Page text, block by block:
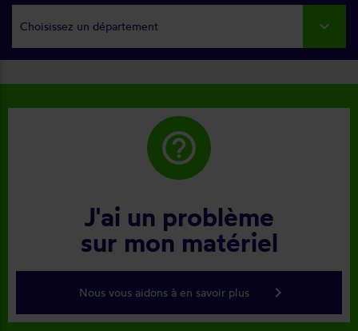
Choisissez un département
help_outline
J'ai un problème
sur mon matériel
Nous vous aidons à en savoir plus keyboard_arrow_right